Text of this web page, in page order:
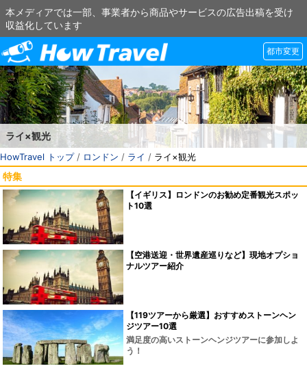
本メディアでは一部、事業者から商品やサービスの広告出稿を受け
収益化しています
都市変更
ライ×観光
HowTravel トップ/ ロンドン / ライ / ライ×観光
特集
【イギリス】ロンドンのお勧め定番観光スポッ
ト10選
【空港送迎・世界遺産巡りなど】現地オプショ
ナルツアー紹介
【119ツアーから厳選】おすすめストーンヘン
ジツアー10選
満足度の高いストーンヘンジツアーに参加しよ
う！